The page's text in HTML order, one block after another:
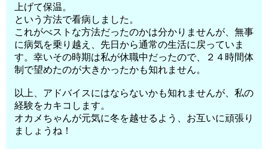
上げて保温。
という方法で看病しました。
これがべストな方法だったのかは分かりませんが、無事
に病気を乗り越え、先日から通常の生活に戻っていま
す。幸いその時期は私が休職中だったので、２４時間体
制で望めたのが大きかったかも知れません。
以上、アドバイスにはならないかも知れませんが、私の
経験をカキコします。
オカメちゃんが元気に冬を越せるよう、お互いに頑張り
ましょうね！